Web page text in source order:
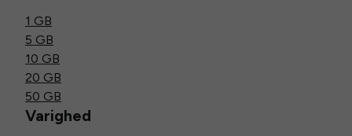
1 GB
5 GB
10 GB
20 GB
50 GB
Varighed